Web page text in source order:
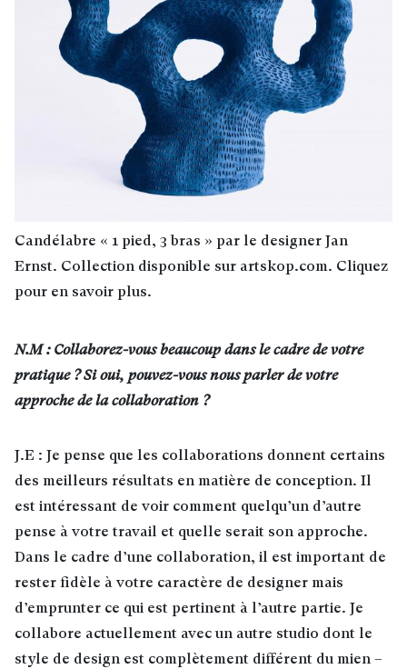
Candélabre « 1 pied, 3 bras » par le designer Jan
Ernst. Collection disponible sur artskop.com. Cliquez
pour en savoir plus.
N.M : Collaborez-vous beaucoup dans le cadre de votre
pratique ? Si oui, pouvez-vous nous parler de votre
approche de la collaboration ?
J.E : Je pense que les collaborations donnent certains
des meilleurs résultats en matière de conception. Il
est intéressant de voir comment quelqu’un d’autre
pense à votre travail et quelle serait son approche.
Dans le cadre d’une collaboration, il est important de
rester fidèle à votre caractère de designer mais
d’emprunter ce qui est pertinent à l’autre partie. Je
collabore actuellement avec un autre studio dont le
style de design est complètement différent du mien –